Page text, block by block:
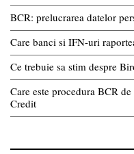
BCR: prelucrarea datelor
Care banci si IFN-uri
Ce trebuie sa stim despre
Care este procedura BCR
Credit